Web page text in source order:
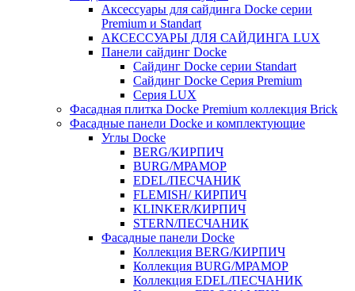
Аксессуары для сайдинга Docke серии
Premium и Standart
АКСЕССУАРЫ ДЛЯ САЙДИНГА LUX
Панели сайдинг Docke
Cайдинг Docke серии Standart
Сайдинг Docke Серия Premium
Серия LUX
Фасадная плитка Docke Premium коллекция Brick
Фасадные панели Docke и комплектующие
Углы Docke
BERG/КИРПИЧ
BURG/МРАМОР
EDEL/ПЕСЧАНИК
FLEMISH/ КИРПИЧ
KLINKER/КИРПИЧ
STERN/ПЕСЧАНИК
Фасадные панели Docke
Коллекция BERG/КИРПИЧ
Коллекция BURG/МРАМОР
Коллекция EDEL/ПЕСЧАНИК